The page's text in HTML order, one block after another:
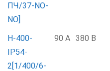
ПЧ/37-NO-
NO]
Н-400-
IP54-
2[1/400/6-
90 А 380 В